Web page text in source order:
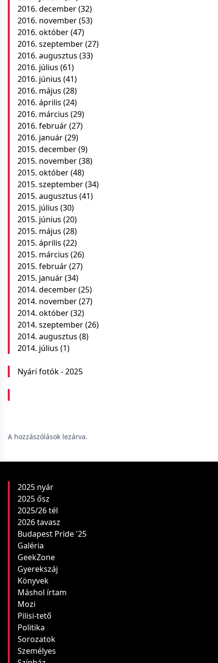
2016. december(32)
2016. november(53)
2016. október(47)
2016. szeptember(27)
2016. augusztus (33)
2016. július (61)
2016. június (41)
2016. május (28)
2016. április (24)
2016. március (29)
2016. február(27)
2016. január(29)
2015. december(9)
2015. november(38)
2015. október(48)
2015. szeptember(34)
2015. augusztus (41)
2015. július (30)
2015. június (20)
2015. május (28)
2015. április (22)
2015. március (26)
2015. február(27)
2015. január(34)
2014. december(25)
2014. november(27)
2014. október(32)
2014. szeptember(26)
2014. augusztus (8)
2014. július (1)
Nyári fotók - 2025
A hozzászólások lezárva.
2025 nyár
2025 ősz
2025/26 tél
2026 tavasz
Budapest Pride '25
Galéria
GeekZone
Gyerekszáj
Könyvek
Máshol írtam
Mozi
Pilisi-tető
Politika
Sorozatok
Személyes